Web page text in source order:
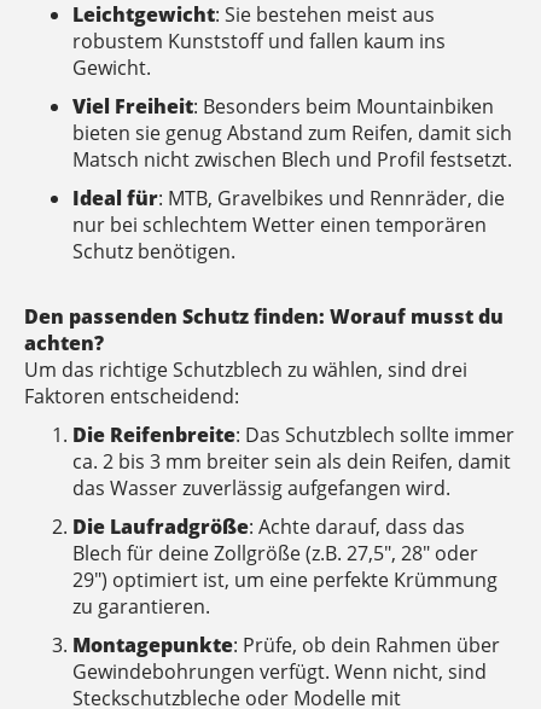
Leichtgewicht: Sie bestehen meist aus
robustem Kunststoff und fallen kaum ins
Gewicht.
Viel Freiheit: Besonders beim Mountainbiken
bieten sie genug Abstand zum Reifen, damit sich
Matsch nicht zwischen Blech und Profil festsetzt.
Ideal für: MTB, Gravelbikes und Rennräder, die
nur bei schlechtem Wetter einen temporären
Schutz benötigen.
Den passenden Schutz finden: Worauf musst du
achten?
Um das richtige Schutzblech zu wählen, sind drei
Faktoren entscheidend:
Die Reifenbreite: Das Schutzblech sollte immer
ca. 2 bis 3 mm breiter sein als dein Reifen, damit
das Wasser zuverlässig aufgefangen wird.
Die Laufradgröße: Achte darauf, dass das
Blech für deine Zollgröße (z.B. 27,5", 28" oder
29") optimiert ist, um eine perfekte Krümmung
zu garantieren.
Montagepunkte: Prüfe, ob dein Rahmen über
Gewindebohrungen verfügt. Wenn nicht, sind
Steckschutzbleche oder Modelle mit